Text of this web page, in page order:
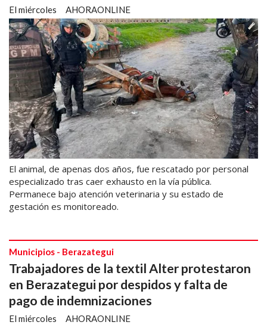
AHORAONLINE
El miércoles
El animal, de apenas dos años, fue rescatado por personal
especializado tras caer exhausto en la vía pública.
Permanece bajo atención veterinaria y su estado de
gestación es monitoreado.
Trabajadores de la textil Alter protestaron
en Berazategui por despidos y falta de
pago de indemnizaciones
AHORAONLINE
Municipios - Berazategui
El miércoles